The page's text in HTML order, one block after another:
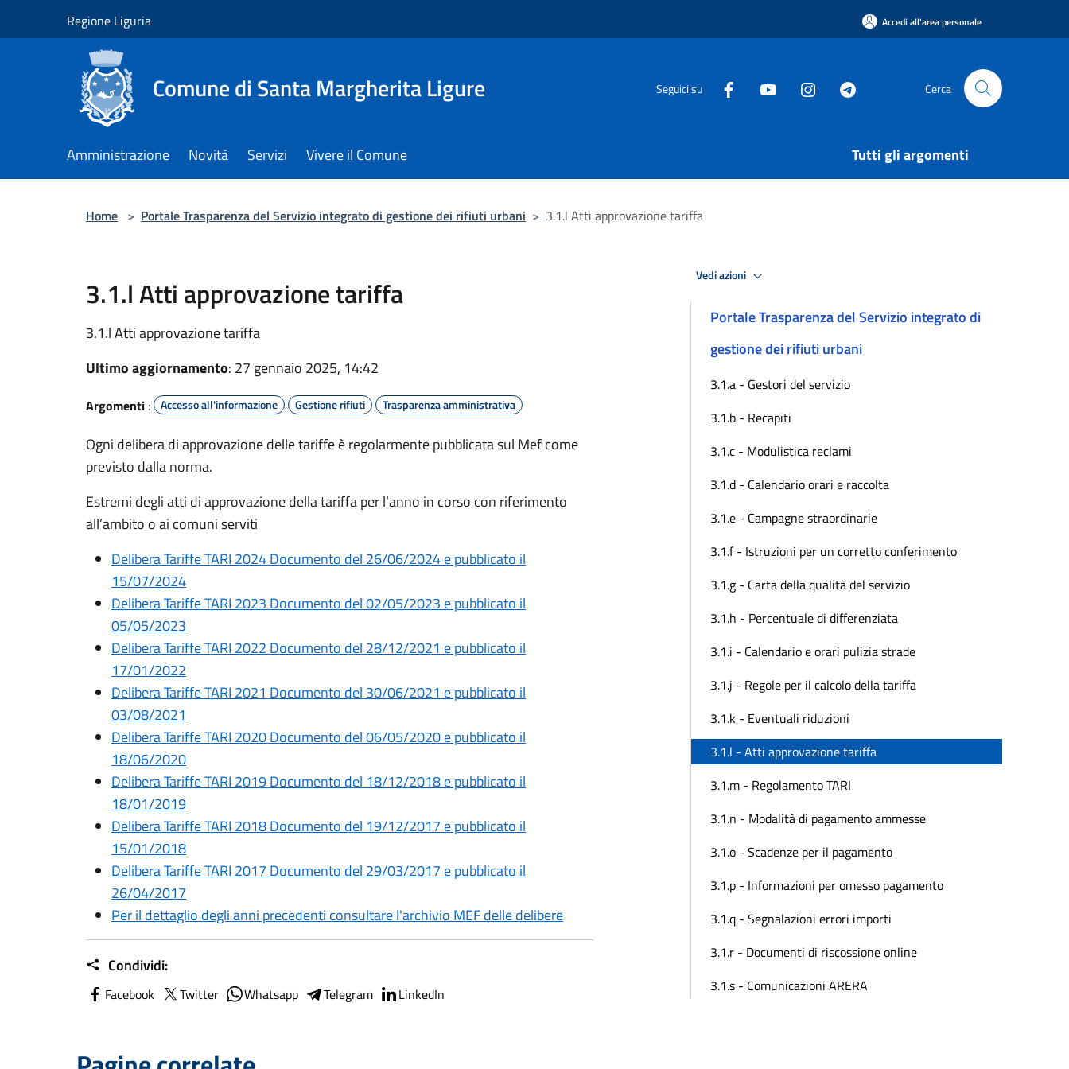
Regione Liguria Accedi all'area personale
Comune di Santa Margherita Ligure Seguici su Cerca
Amministrazione Novità Servizi Vivere il Comune Tutti gli argomenti
Home > Portale Trasparenza del Servizio integrato di gestione dei rifiuti urbani > 3.1.l Atti approvazione tariffa
3.1.l Atti approvazione tariffa
3.1.l Atti approvazione tariffa
Ultimo aggiornamento: 27 gennaio 2025, 14:42
Argomenti : Accesso all'informazione Gestione rifiuti Trasparenza amministrativa
Ogni delibera di approvazione delle tariffe è regolarmente pubblicata sul Mef come
previsto dalla norma.
Estremi degli atti di approvazione della tariffa per l’anno in corso con riferimento
all’ambito o ai comuni serviti
Delibera Tariffe TARI 2024 Documento del 26/06/2024 e pubblicato il
15/07/2024
Delibera Tariffe TARI 2023 Documento del 02/05/2023 e pubblicato il
05/05/2023
Delibera Tariffe TARI 2022 Documento del 28/12/2021 e pubblicato il
17/01/2022
Delibera Tariffe TARI 2021 Documento del 30/06/2021 e pubblicato il
03/08/2021
Delibera Tariffe TARI 2020 Documento del 06/05/2020 e pubblicato il
18/06/2020
Delibera Tariffe TARI 2019 Documento del 18/12/2018 e pubblicato il
18/01/2019
Delibera Tariffe TARI 2018 Documento del 19/12/2017 e pubblicato il
15/01/2018
Delibera Tariffe TARI 2017 Documento del 29/03/2017 e pubblicato il
26/04/2017
Per il dettaglio degli anni precedenti consultare l'archivio MEF delle delibere
Condividi:
Facebook Twitter Whatsapp Telegram LinkedIn
Vedi azioni
Portale Trasparenza del Servizio integrato di
gestione dei rifiuti urbani
3.1.a - Gestori del servizio
3.1.b - Recapiti
3.1.c - Modulistica reclami
3.1.d - Calendario orari e raccolta
3.1.e - Campagne straordinarie
3.1.f - Istruzioni per un corretto conferimento
3.1.g - Carta della qualità del servizio
3.1.h - Percentuale di differenziata
3.1.i - Calendario e orari pulizia strade
3.1.j - Regole per il calcolo della tariffa
3.1.k - Eventuali riduzioni
3.1.l - Atti approvazione tariffa
3.1.m - Regolamento TARI
3.1.n - Modalità di pagamento ammesse
3.1.o - Scadenze per il pagamento
3.1.p - Informazioni per omesso pagamento
3.1.q - Segnalazioni errori importi
3.1.r - Documenti di riscossione online
3.1.s - Comunicazioni ARERA